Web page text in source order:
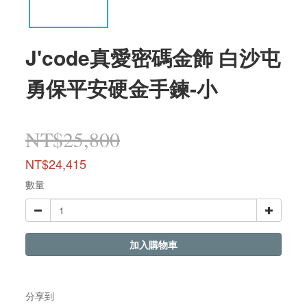
J'code真愛密碼金飾 白沙屯
勇保平安硬金手鍊-小
NT$25,800
NT$24,415
數量
加入購物車
分享到